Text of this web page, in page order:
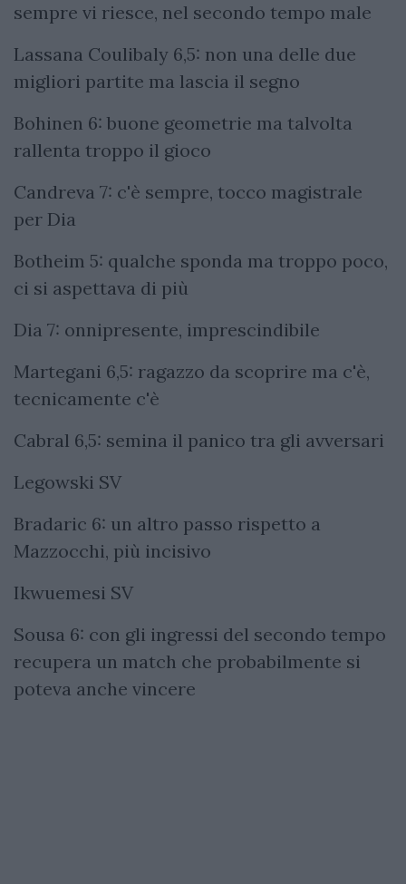
sempre vi riesce, nel secondo tempo male
Lassana Coulibaly 6,5: non una delle due
migliori partite ma lascia il segno
Bohinen 6: buone geometrie ma talvolta
rallenta troppo il gioco
Candreva 7: c'è sempre, tocco magistrale
per Dia
Botheim 5: qualche sponda ma troppo poco,
ci si aspettava di più
Dia 7: onnipresente, imprescindibile
Martegani 6,5: ragazzo da scoprire ma c'è,
tecnicamente c'è
Cabral 6,5: semina il panico tra gli avversari
Legowski SV
Bradaric 6: un altro passo rispetto a
Mazzocchi, più incisivo
Ikwuemesi SV
Sousa 6: con gli ingressi del secondo tempo
recupera un match che probabilmente si
poteva anche vincere